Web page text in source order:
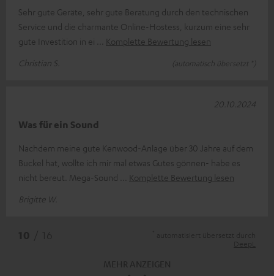
Sehr gute Geräte, sehr gute Beratung durch den technischen
Service und die charmante Online-Hostess, kurzum eine sehr
gute Investition in ei
Komplette Bewertung lesen
Christian S.
(automatisch übersetzt *)
Was für ein Sound
Nachdem meine gute Kenwood-Anlage über 30 Jahre auf dem
Buckel hat, wollte ich mir mal etwas Gutes gönnen- habe es
nicht bereut. Mega-Sound
Komplette Bewertung lesen
Brigitte W.
20.10.2024